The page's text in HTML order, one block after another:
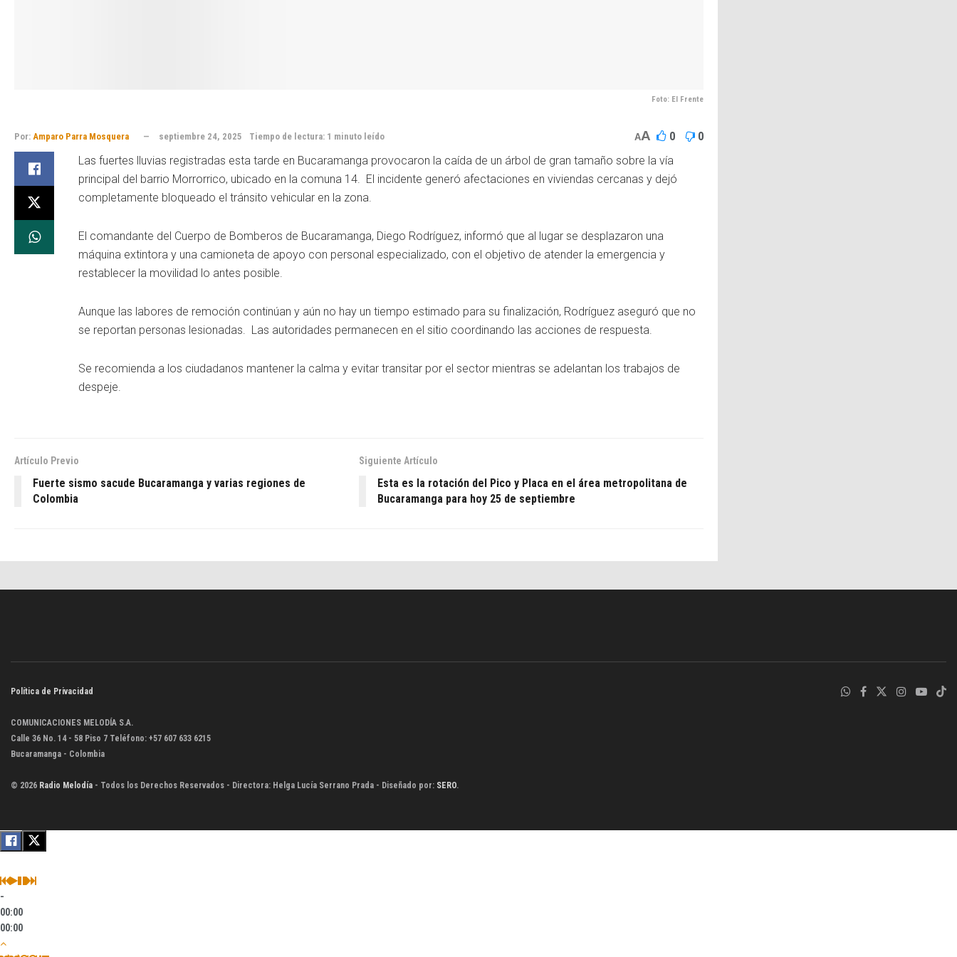
Foto: El Frente
Por: Amparo Parra Mosquera septiembre 24, 2025 Tiempo de lectura: 1 minuto leído AA 0
0
Las fuertes lluvias registradas esta tarde en Bucaramanga provocaron la caída de un árbol de gran tamaño sobre la vía
principal del barrio Morrorrico, ubicado en la comuna 14. El incidente generó afectaciones en viviendas cercanas y dejó
completamente bloqueado el tránsito vehicular en la zona.
El comandante del Cuerpo de Bomberos de Bucaramanga, Diego Rodríguez, informó que al lugar se desplazaron una
máquina extintora y una camioneta de apoyo con personal especializado, con el objetivo de atender la emergencia y
restablecer la movilidad lo antes posible.
Aunque las labores de remoción continúan y aún no hay un tiempo estimado para su finalización, Rodríguez aseguró que no
se reportan personas lesionadas. Las autoridades permanecen en el sitio coordinando las acciones de respuesta.
Se recomienda a los ciudadanos mantener la calma y evitar transitar por el sector mientras se adelantan los trabajos de
despeje.
Artículo Previo
Fuerte sismo sacude Bucaramanga y varias regiones de
Colombia
Siguiente Artículo
Esta es la rotación del Pico y Placa en el área metropolitana de
Bucaramanga para hoy 25 de septiembre
Política de Privacidad
COMUNICACIONES MELODÍA S.A.
Calle 36 No. 14 - 58 Piso 7 Teléfono: +57 607 633 6215
Bucaramanga - Colombia
© 2026 Radio Melodía - Todos los Derechos Reservados - Directora: Helga Lucía Serrano Prada - Diseñado por: SERO.
-
00:00
00:00